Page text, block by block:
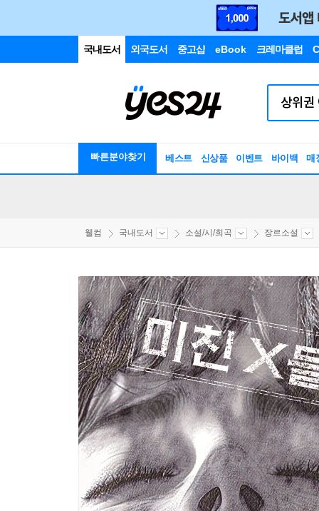
국내도서 외국도서 중고샵 eBook 크레마클럽
빠른분야찾기 베스트 신상품 이벤트 바이백 매
웰컴 국내도서 소설/시/희곡 장르소설